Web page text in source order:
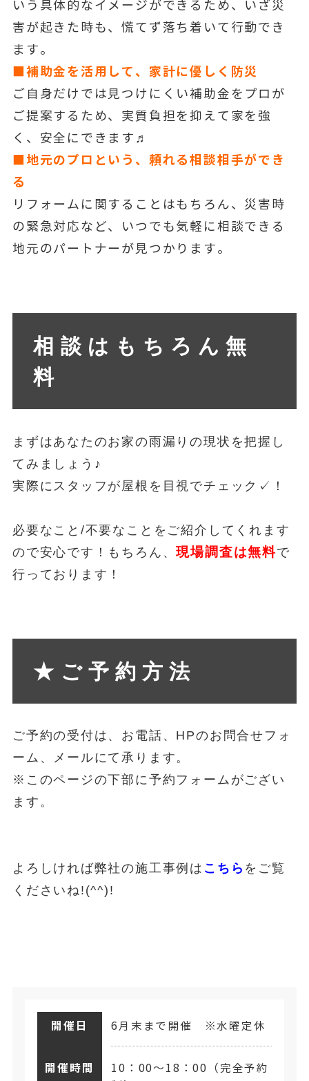
いう具体的なイメージができるため、いざ災
害が起きた時も、慌てず落ち着いて行動でき
ます。
■補助金を活用して、家計に優しく防災
ご自身だけでは見つけにくい補助金をプロが
ご提案するため、実質負担を抑えて家を強
く、安全にできます♬
■地元のプロという、頼れる相談相手ができ
る
リフォームに関することはもちろん、災害時
の緊急対応など、いつでも気軽に相談できる
地元のパートナーが見つかります。
相談はもちろん無
料
まずはあなたのお家の雨漏りの現状を把握し
てみましょう♪
実際にスタッフが屋根を目視でチェック✓！
必要なこと/不要なことをご紹介してくれます
ので安心です！もちろん、現場調査は無料で
行っております！
★ご予約方法
ご予約の受付は、お電話、HPのお問合せフォ
ーム、メールにて承ります。
※このページの下部に予約フォームがござい
ます。
よろしければ弊社の施工事例は こちら をご覧
くださいね!(^^)!
開催日 6月末まで開催 ※水曜定休
開催時間
10：00～18：00（完全予約